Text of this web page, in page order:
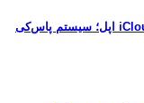
افشای نشت آدرس IP در iCloud Private Relay اپل؛ سیستم پاس‌کی